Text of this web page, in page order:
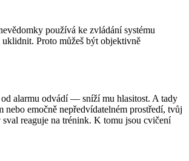
používá ke zvládání systému
Proto můžeš být objektivně
alarmu odvádí — sníží mu hlasitost. A tady
emočně nepředvídatelném prostředí, tvůj
reaguje na trénink. K tomu jsou cvičení